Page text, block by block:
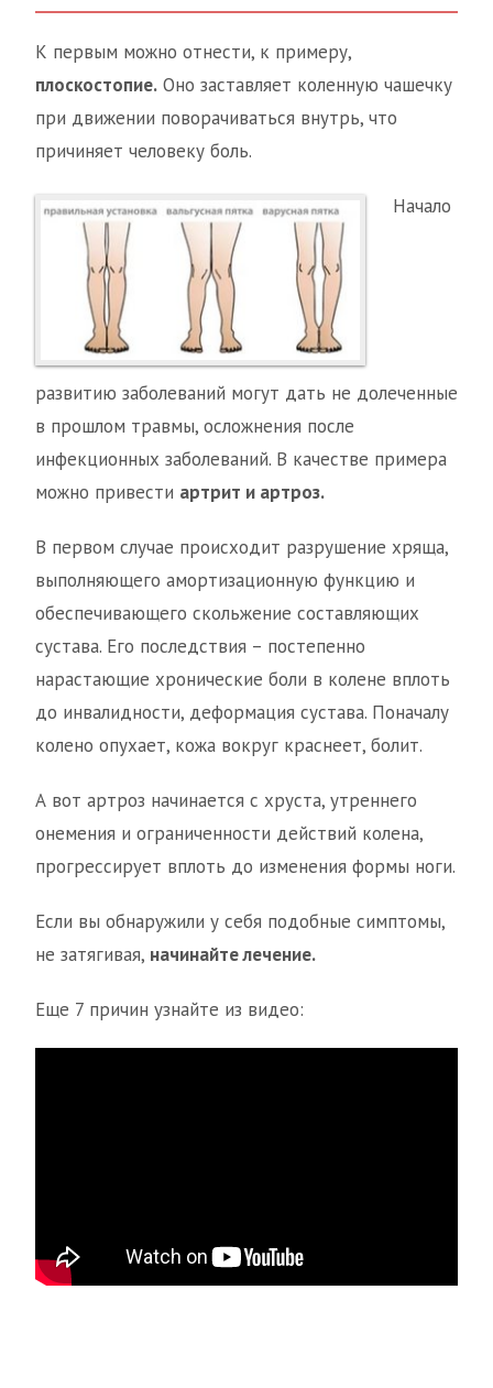
К первым можно отнести, к примеру,
плоскостопие. Оно заставляет коленную чашечку
при движении поворачиваться внутрь, что
причиняет человеку боль.
Начало
развитию заболеваний могут дать не долеченные
в прошлом травмы, осложнения после
инфекционных заболеваний. В качестве примера
можно привести артрит и артроз.
В первом случае происходит разрушение хряща,
выполняющего амортизационную функцию и
обеспечивающего скольжение составляющих
сустава. Его последствия – постепенно
нарастающие хронические боли в колене вплоть
до инвалидности, деформация сустава. Поначалу
колено опухает, кожа вокруг краснеет, болит.
А вот артроз начинается с хруста, утреннего
онемения и ограниченности действий колена,
прогрессирует вплоть до изменения формы ноги.
Если вы обнаружили у себя подобные симптомы,
не затягивая, начинайте лечение.
Еще 7 причин узнайте из видео: